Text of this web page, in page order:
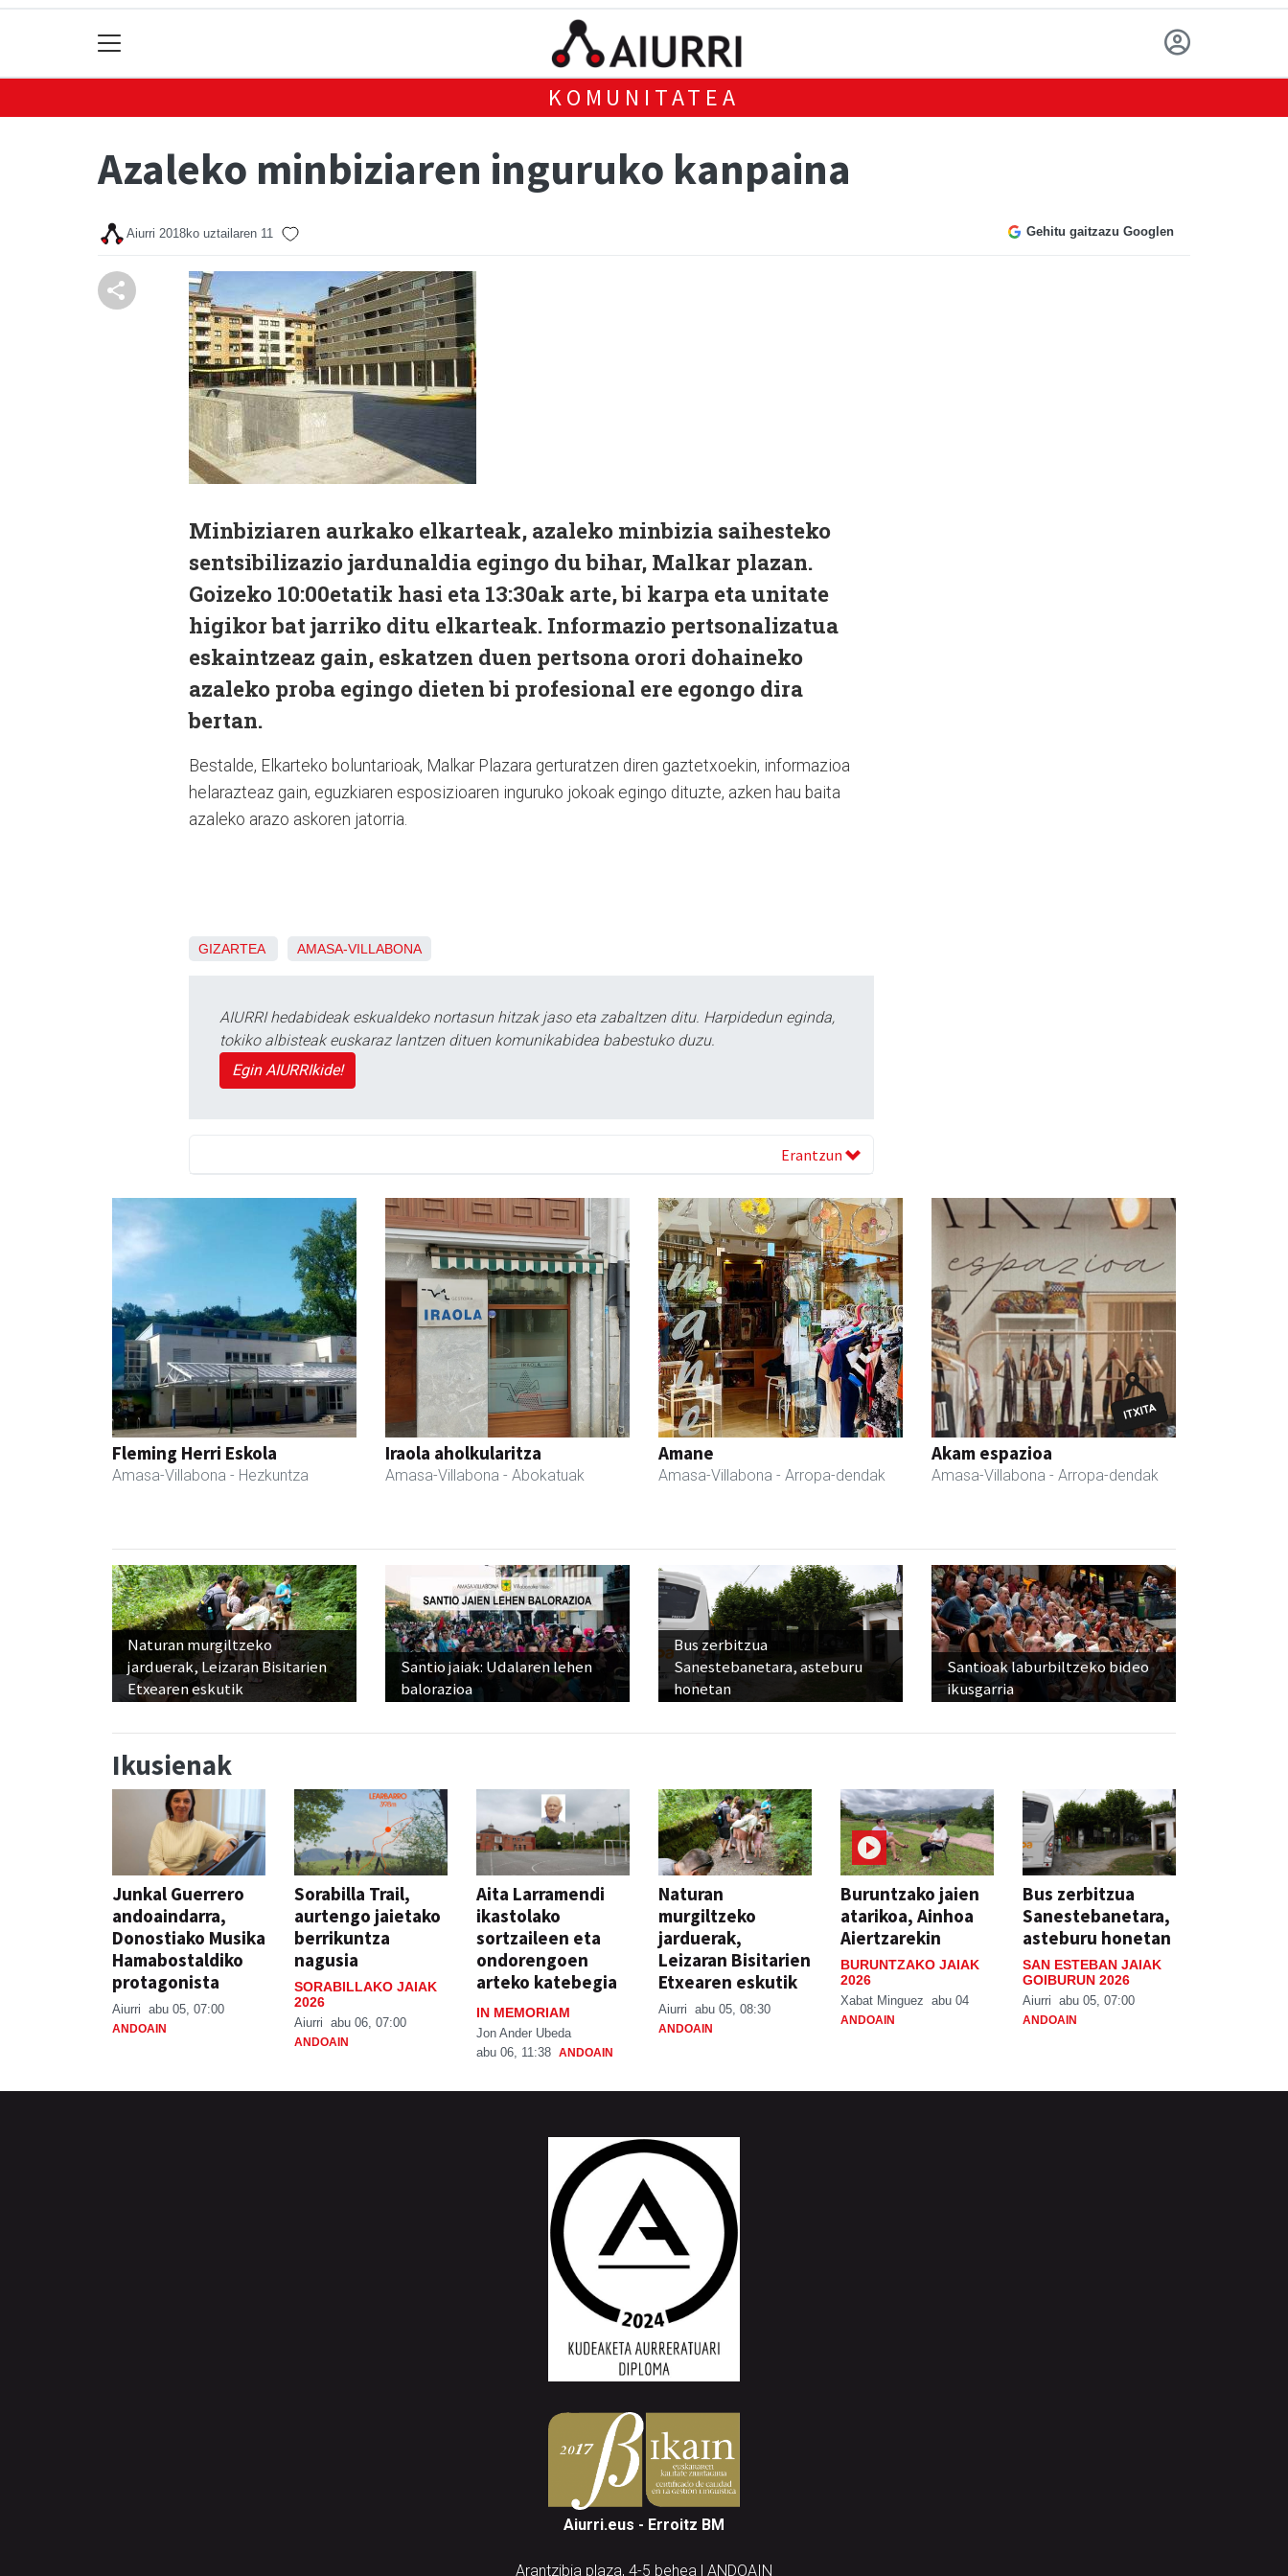
KOMUNITATEA
Azaleko minbiziaren inguruko kanpaina
Aiurri 2018ko uztailaren 11 Gehitu gaitzazu Googlen
Minbiziaren aurkako elkarteak, azaleko minbizia saihesteko
sentsibilizazio jardunaldia egingo du bihar, Malkar plazan.
Goizeko 10:00etatik hasi eta 13:30ak arte, bi karpa eta unitate
higikor bat jarriko ditu elkarteak. Informazio pertsonalizatua
eskaintzeaz gain, eskatzen duen pertsona orori dohaineko
azaleko proba egingo dieten bi profesional ere egongo dira
bertan.
Bestalde, Elkarteko boluntarioak, Malkar Plazara gerturatzen diren gaztetxoekin, informazioa
helarazteaz gain, eguzkiaren esposizioaren inguruko jokoak egingo dituzte, azken hau baita
azaleko arazo askoren jatorria.
GIZARTEA AMASA-VILLABONA
AIURRI hedabideak eskualdeko nortasun hitzak jaso eta zabaltzen ditu. Harpidedun eginda,
tokiko albisteak euskaraz lantzen dituen komunikabidea babestuko duzu.
Egin AIURRIkide!
Erantzun
Fleming Herri Eskola
Amasa-Villabona - Hezkuntza
Iraola aholkularitza
Amasa-Villabona - Abokatuak
Amane
Amasa-Villabona - Arropa-dendak
Akam espazioa
Amasa-Villabona - Arropa-dendak
Naturan murgiltzeko
jarduerak, Leizaran Bisitarien
Etxearen eskutik
Santio jaiak: Udalaren lehen
balorazioa
Bus zerbitzua
Sanestebanetara, asteburu
honetan
Santioak laburbiltzeko bideo
ikusgarria
Ikusienak
Junkal Guerrero
andoaindarra,
Donostiako Musika
Hamabostaldiko
protagonista
Aiurri abu 05, 07:00
ANDOAIN
Sorabilla Trail,
aurtengo jaietako
berrikuntza
nagusia
SORABILLAKO JAIAK
2026
Aiurri abu 06, 07:00
ANDOAIN
Aita Larramendi
ikastolako
sortzaileen eta
ondorengoen
arteko katebegia
IN MEMORIAM
Jon Ander Ubeda
abu 06, 11:38 ANDOAIN
Naturan
murgiltzeko
jarduerak,
Leizaran Bisitarien
Etxearen eskutik
Aiurri abu 05, 08:30
ANDOAIN
Buruntzako jaien
atarikoa, Ainhoa
Aiertzarekin
BURUNTZAKO JAIAK
2026
Xabat Minguez abu 04
ANDOAIN
Bus zerbitzua
Sanestebanetara,
asteburu honetan
SAN ESTEBAN JAIAK
GOIBURUN 2026
Aiurri abu 05, 07:00
ANDOAIN
Aiurri.eus - Erroitz BM
Arantzibia plaza, 4-5 behea | ANDOAIN